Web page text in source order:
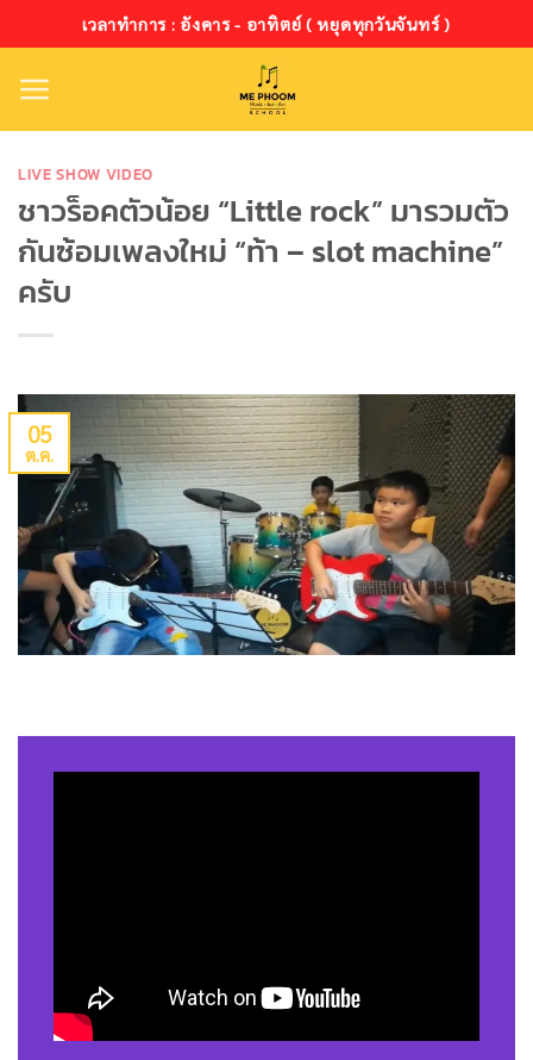
ไป
เนื้อหา
เวลาทำการ : อังคาร - อาทิตย์ ( หยุดทุกวันจันทร์ )
LIVE SHOW VIDEO
ชาวร็อคตัวน้อย “Little rock” มารวมตัว
กันซ้อมเพลงใหม่ “ท้า – slot machine”
ครับ
05
ต.ค.